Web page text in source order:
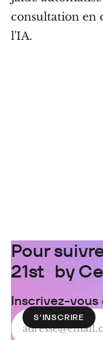
consultation en
l'IA.
Pour
21st by
Inscrivez-